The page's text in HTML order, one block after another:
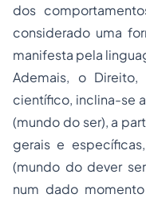
dos
considerado uma
manifesta pela
Ademais, o
científico, inclina-se
(mundo do ser), a
gerais e
(mundo do dever
num dado